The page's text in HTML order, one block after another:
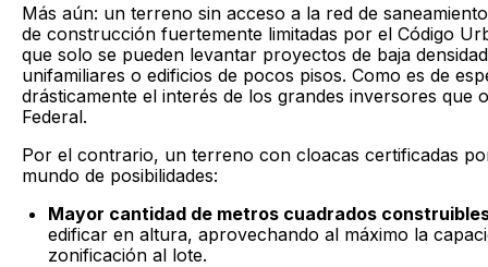
Más aún: un terreno sin acceso a la red de
de construcción fuertemente limitadas por el Código
que solo se pueden levantar proyectos de baja
unifamiliares o edificios de pocos pisos. Como es de
drásticamente el interés de los grandes inversores que
Federal.
Por el contrario, un terreno con cloacas certificadas
mundo de posibilidades:
Mayor cantidad de metros cuadrados
edificar en altura, aprovechando al máximo la
zonificación al lote.